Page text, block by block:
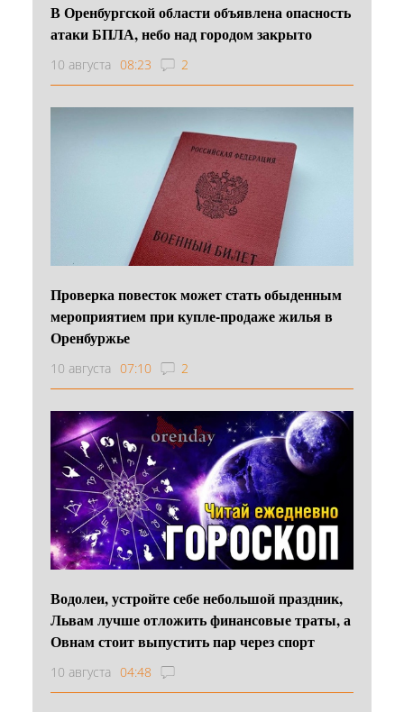
В Оренбургской области объявлена опасность
атаки БПЛА, небо над городом закрыто
10 августа 08:23 2
Проверка повесток может стать обыденным
мероприятием при купле-продаже жилья в
Оренбуржье
10 августа 07:10 2
Водолеи, устройте себе небольшой праздник,
Львам лучше отложить финансовые траты, а
Овнам стоит выпустить пар через спорт
10 августа 04:48